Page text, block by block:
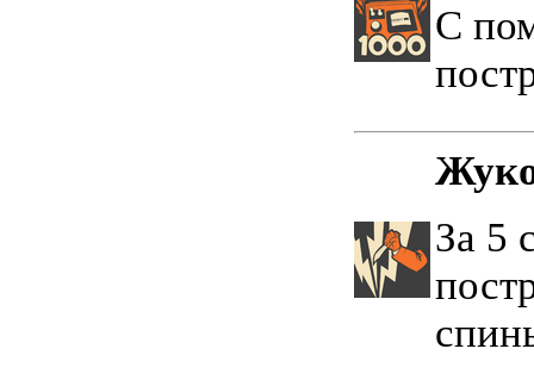
С
За 5